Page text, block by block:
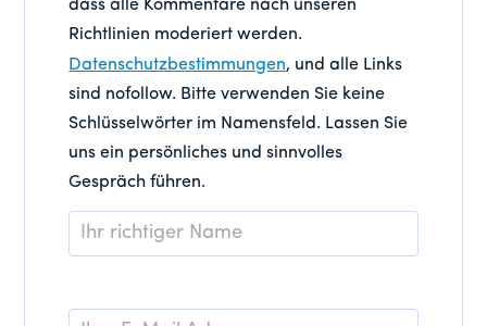
dass alle Kommentare nach unseren
Richtlinien moderiert werden.
Datenschutzbestimmungen, und alle Links
sind nofollow. Bitte verwenden Sie keine
Schlüsselwörter im Namensfeld. Lassen Sie
uns ein persönliches und sinnvolles
Gespräch führen.
Name
*
E-